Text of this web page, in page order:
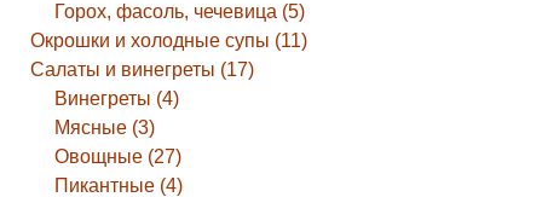
Горох, фасоль, чечевица (5)
Окрошки и холодные супы (11)
Салаты и винегреты (17)
Винегреты (4)
Мясные (3)
Овощные (27)
Пикантные (4)